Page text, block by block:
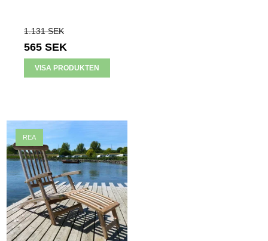
1.131 SEK
565 SEK
VISA PRODUKTEN
REA